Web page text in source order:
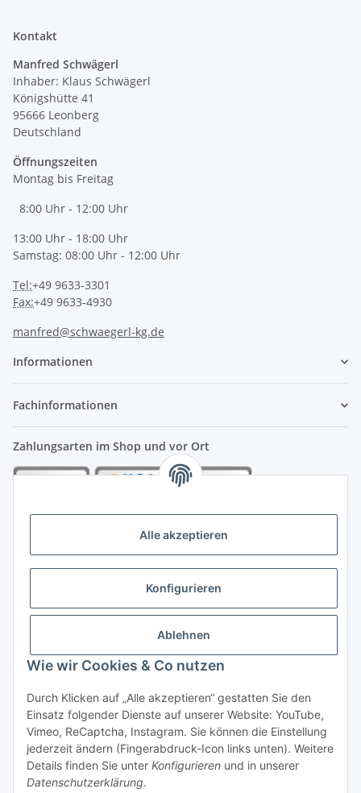
Alle akzeptieren
Konfigurieren
Ablehnen
Wie wir Cookies & Co nutzen
Durch Klicken auf „Alle akzeptieren“ gestatten Sie den
Einsatz folgender Dienste auf unserer Website: YouTube,
Vimeo, ReCaptcha, Instagram. Sie können die Einstellung
jederzeit ändern (Fingerabdruck-Icon links unten). Weitere
Details finden Sie unter Konfigurieren und in unserer
Datenschutzerklärung.
Kontakt
Manfred Schwägerl
Inhaber: Klaus Schwägerl
Königshütte 41
95666 Leonberg
Deutschland
Öffnungszeiten
Montag bis Freitag
8:00 Uhr - 12:00 Uhr
13:00 Uhr - 18:00 Uhr
Samstag: 08:00 Uhr - 12:00 Uhr
Tel:+49 9633-3301
Fax:+49 9633-4930
manfred@schwaegerl-kg.de
Informationen
Fachinformationen
Zahlungsarten im Shop und vor Ort
Vertrag widerrufen
* Alle Preise inkl. gesetzlicher USt.